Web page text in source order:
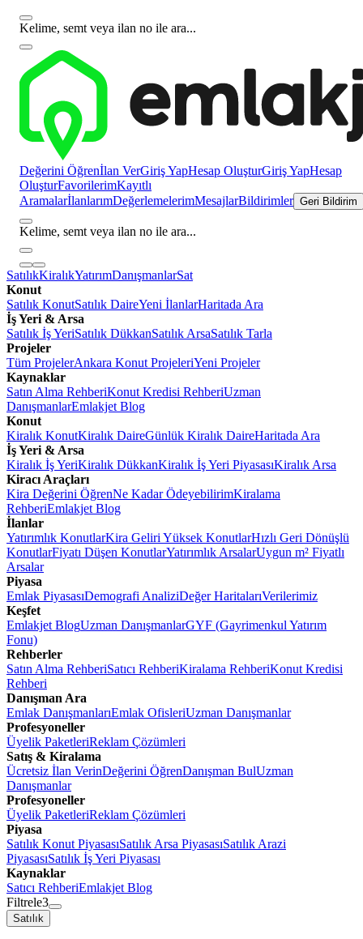
Kelime, semt veya ilan no ile ara...
Değerini Öğrenİlan VerGiriş YapHesap OluşturGiriş YapHesap
OluşturFavorilerimKayıtlı
AramalarİlanlarımDeğerlemelerimMesajlarBildirimler Geri Bildirim
Kelime, semt veya ilan no ile ara...
SatılıkKiralıkYatırımDanışmanlarSat
Konut
Satılık KonutSatılık DaireYeni İlanlarHaritada Ara
İş Yeri & Arsa
Satılık İş YeriSatılık DükkanSatılık ArsaSatılık Tarla
Projeler
Tüm ProjelerAnkara Konut ProjeleriYeni Projeler
Kaynaklar
Satın Alma RehberiKonut Kredisi RehberiUzman
DanışmanlarEmlakjet Blog
Konut
Kiralık KonutKiralık DaireGünlük Kiralık DaireHaritada Ara
İş Yeri & Arsa
Kiralık İş YeriKiralık DükkanKiralık İş Yeri PiyasasıKiralık Arsa
Kiracı Araçları
Kira Değerini ÖğrenNe Kadar ÖdeyebilirimKiralama
RehberiEmlakjet Blog
İlanlar
Yatırımlık KonutlarKira Geliri Yüksek KonutlarHızlı Geri Dönüşlü
KonutlarFiyatı Düşen KonutlarYatırımlık ArsalarUygun m² Fiyatlı
Arsalar
Piyasa
Emlak PiyasasıDemografi AnaliziDeğer HaritalarıVerilerimiz
Keşfet
Emlakjet BlogUzman DanışmanlarGYF (Gayrimenkul Yatırım
Fonu)
Rehberler
Satın Alma RehberiSatıcı RehberiKiralama RehberiKonut Kredisi
Rehberi
Danışman Ara
Emlak DanışmanlarıEmlak OfisleriUzman Danışmanlar
Profesyoneller
Üyelik PaketleriReklam Çözümleri
Satış & Kiralama
Ücretsiz İlan VerinDeğerini ÖğrenDanışman BulUzman
Danışmanlar
Profesyoneller
Üyelik PaketleriReklam Çözümleri
Piyasa
Satılık Konut PiyasasıSatılık Arsa PiyasasıSatılık Arazi
PiyasasıSatılık İş Yeri Piyasası
Kaynaklar
Satıcı RehberiEmlakjet Blog
Filtrele3
Satılık